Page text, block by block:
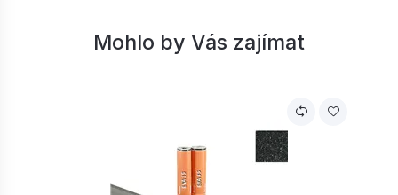
Mohlo by Vás zajímat